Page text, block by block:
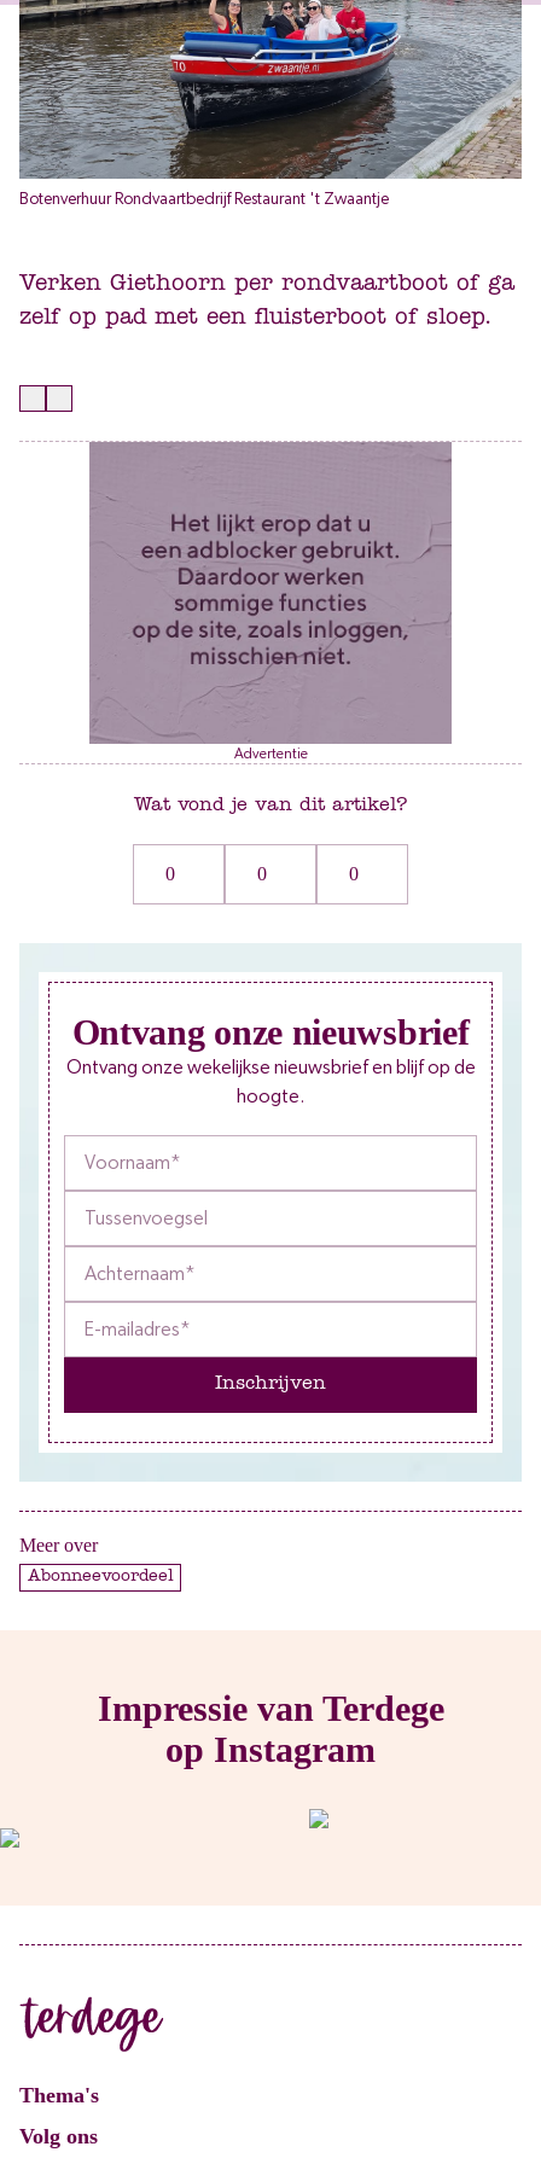
Botenverhuur Rondvaartbedrijf Restaurant 't Zwaantje
Verken Giethoorn per rondvaartboot of ga
zelf op pad met een fluisterboot of sloep.
Advertentie
Wat vond je van dit artikel?
0 0 0
Ontvang onze nieuwsbrief
Ontvang onze wekelijkse nieuwsbrief en blijf op de
hoogte.
Inschrijven
Meer over
Abonneevoordeel
Impressie van Terdege
op Instagram
Thema's
Volg ons